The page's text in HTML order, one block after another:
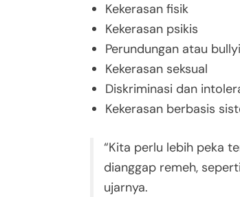
Kekerasan fisik
Kekerasan psikis
Perundungan atau
Kekerasan seksual
Diskriminasi dan
Kekerasan berbasis
“Kita perlu lebih peka
dianggap remeh,
ujarnya.